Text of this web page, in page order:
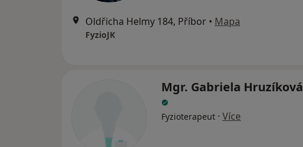
Oldřicha Helmy 184, Příbor • Mapa
FyzioJK
Mgr. Gabriela Hruzíková
Fyzioterapeut · Více